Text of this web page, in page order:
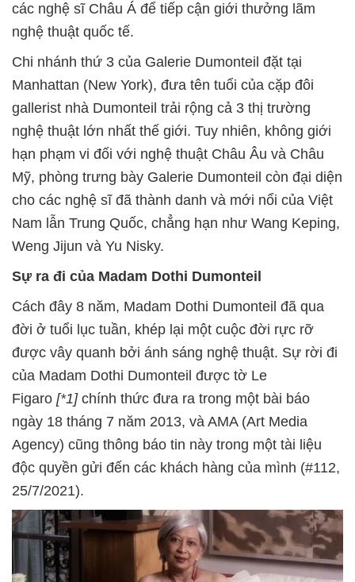
các nghệ sĩ Châu Á để tiếp cận giới thưởng lãm
nghệ thuật quốc tế.
Chi nhánh thứ 3 của Galerie Dumonteil đặt tại
Manhattan (New York), đưa tên tuổi của cặp đôi
gallerist nhà Dumonteil trải rộng cả 3 thị trường
nghệ thuật lớn nhất thế giới. Tuy nhiên, không giới
hạn phạm vi đối với nghệ thuật Châu Âu và Châu
Mỹ, phòng trưng bày Galerie Dumonteil còn đại diện
cho các nghệ sĩ đã thành danh và mới nổi của Việt
Nam lẫn Trung Quốc, chẳng hạn như Wang Keping,
Weng Jijun và Yu Nisky.
Sự ra đi của Madam Dothi Dumonteil
Cách đây 8 năm, Madam Dothi Dumonteil đã qua
đời ở tuổi lục tuần, khép lại một cuộc đời rực rỡ
được vây quanh bởi ánh sáng nghệ thuật. Sự rời đi
của Madam Dothi Dumonteil được tờ Le
Figaro [*1] chính thức đưa ra trong một bài báo
ngày 18 tháng 7 năm 2013, và AMA (Art Media
Agency) cũng thông báo tin này trong một tài liệu
độc quyền gửi đến các khách hàng của mình (#112,
25/7/2021).